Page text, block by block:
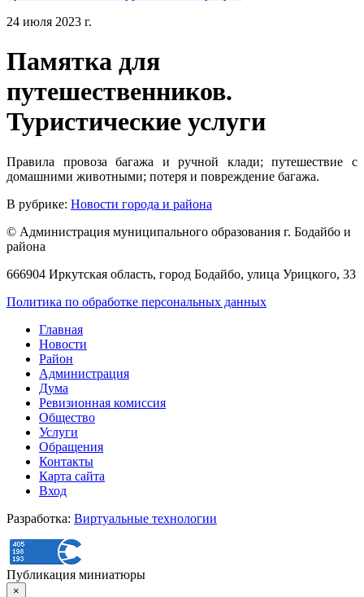
24 июля 2023 г.
Памятка для
путешественников.
Туристические услуги
Правила провоза багажа и ручной клади; путешествие с
домашними животными; потеря и повреждение багажа.
В рубрике: Новости города и района
© Администрация муниципального образования г. Бодайбо и
района
666904 Иркутская область, город Бодайбо, улица Урицкого, 33
Политика по обработке персональных данных
Главная
Новости
Район
Администрация
Дума
Ревизионная комиссия
Общество
Услуги
Обращения
Контакты
Карта сайта
Вход
Разработка: Виртуальные технологии
Публикация миниатюры
×